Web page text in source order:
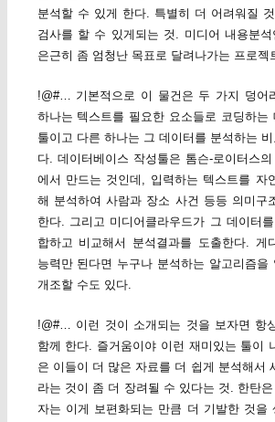
분석할 수 있게 한다. 특별히 더 어려워질
검사를 할 수 있게되는 것. 미디어 내용분석
은근히 좀 엄청난 목표로 달려나가는 프로젝
!@#… 기본적으로 이 물건은 두 가지 덩어
하나는 텍스트를 필요한 요소들로 코딩하는
툴이고 다른 하나는 그 데이터를 분석하는
다. 데이터베이스 작성툴은 톰슨-로이터스
에서 만드는 것인데, 입력하는 텍스트를 자
해 분석하여 사람과 장소 사건 등등 의미구
한다. 그리고 미디어클라우드가 그 데이터
합하고 비교해서 분석결과를 도출한다. 게
능력만 된다면 누구나 분석하는 알고리즘을
개조할 수도 있다.
!@#… 이런 것이 소개되는 것을 보자면 항
함께 한다. 즐거움이야 이런 재미있는 툴이
은 이들이 더 많은 자료를 더 쉽게 분석해서
라는 것이 좀 더 장려될 수 있다는 것. 한탄
자는 이게 보편화되는 만큼 더 기발한 것을